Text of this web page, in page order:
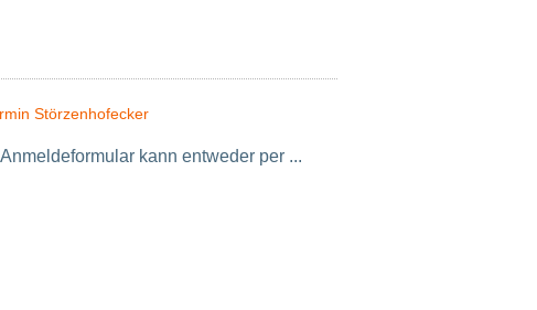
Störzenhofecker
kann entweder per ...